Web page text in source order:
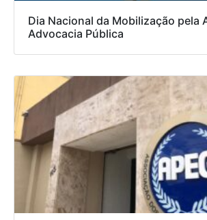
Dia Nacional da Mobilização pela
Advocacia Pública